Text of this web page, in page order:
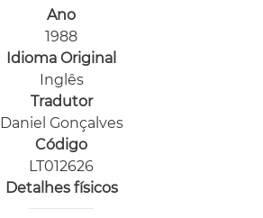
Ano
1988
Idioma Original
Inglês
Tradutor
Daniel Gonçalves
Código
LT012626
Detalhes físicos